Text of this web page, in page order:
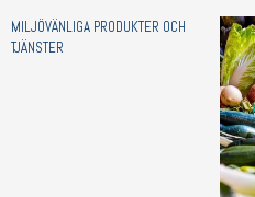
MILJÖVÄNLIGA PRODUKTER OCH
TJÄNSTER